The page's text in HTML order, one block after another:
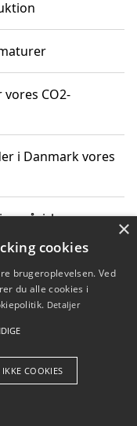
CO2-
i Danmark vores
påvirker vores
Aps
×
cookies
brugeroplevelsen. Ved
du alle cookies i
Detaljer
COOKIES